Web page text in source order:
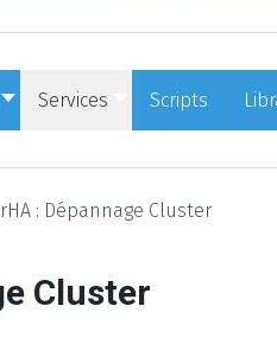
Services Scripts
: Dépannage Cluster
Cluster